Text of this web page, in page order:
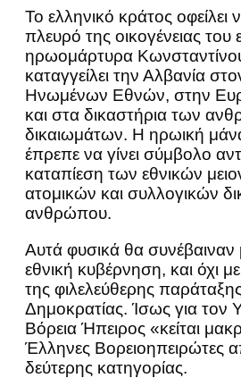
Το ελληνικό κράτος οφείλει
πλευρό της οικογένειας του
ηρωομάρτυρα
καταγγείλει την Αλβανία
Ηνωμένων Εθνών, στην
και στα δικαστήρια των
δικαιωμάτων. Η ηρωική
έπρεπε να γίνει σύμβολο
καταπίεση των εθνικών
ατομικών και συλλογικών
ανθρώπου.
Αυτά φυσικά θα συνέβαιναν
εθνική κυβέρνηση, και όχι
της φιλελεύθερης
Δημοκρατίας. Ίσως για τον
Βόρεια Ήπειρος «κείται
Έλληνες Βορειοηπειρώτες
δεύτερης κατηγορίας.